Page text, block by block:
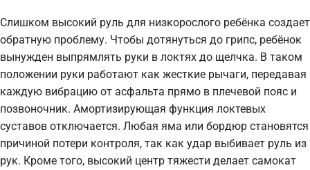
Слишком высокий руль для низкорослого ребёнка создает
обратную проблему. Чтобы дотянуться до грипс, ребёнок
вынужден выпрямлять руки в локтях до щелчка. В таком
положении руки работают как жесткие рычаги, передавая
каждую вибрацию от асфальта прямо в плечевой пояс и
позвоночник. Амортизирующая функция локтевых
суставов отключается. Любая яма или бордюр становятся
причиной потери контроля, так как удар выбивает руль из
рук. Кроме того, высокий центр тяжести делает самокат